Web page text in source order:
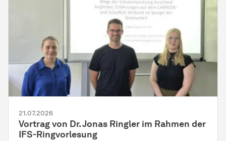
21.07.2026
Vortrag von Dr. Jonas Ringler im Rahmen der
IFS-Ringvorlesung